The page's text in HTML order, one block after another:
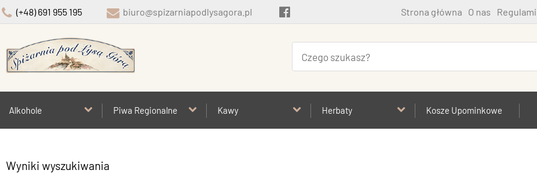
(+48) 691 955 195 biuro@spizarniapodlysagora.pl Strona główna O nas
Alkohole Piwa Regionalne Kawy Herbaty Kosze Upominkowe
Wyniki wyszukiwania